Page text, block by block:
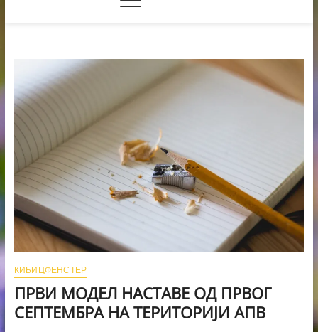
КИБИЦФЕНСТЕР
ПРВИ МОДЕЛ НАСТАВЕ ОД ПРВОГ
СЕПТЕМБРА НА ТЕРИТОРИЈИ АПВ